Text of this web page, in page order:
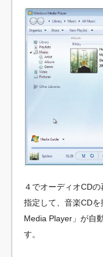
４でオーディオCD
指定して、音楽CD
Media Player」が自
す。